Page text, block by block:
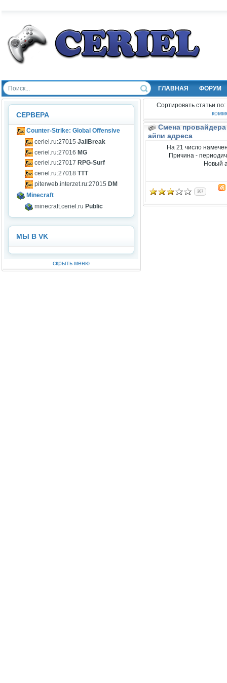
ГЛАВНАЯ ФОРУМ
СЕРВЕРА
Counter-Strike: Global Offensive
ceriel.ru:27015 JailBreak
ceriel.ru:27016 MG
ceriel.ru:27017 RPG-Surf
ceriel.ru:27018 TTT
piterweb.interzet.ru:27015 DM
Minecraft
minecraft.ceriel.ru Public
МЫ В VK
скрыть меню
Сортировать статьи по:
Смена
айпи адреса
На 21 число
Причина -
Новый
307